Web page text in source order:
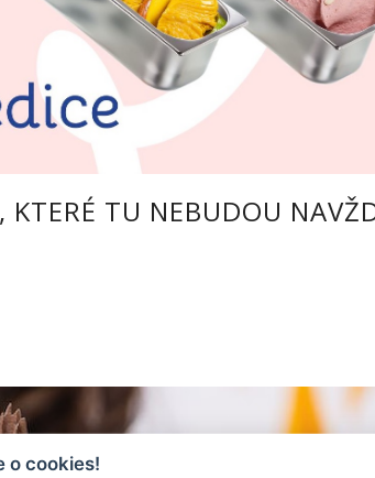
TU NEBUDOU
o cookies!